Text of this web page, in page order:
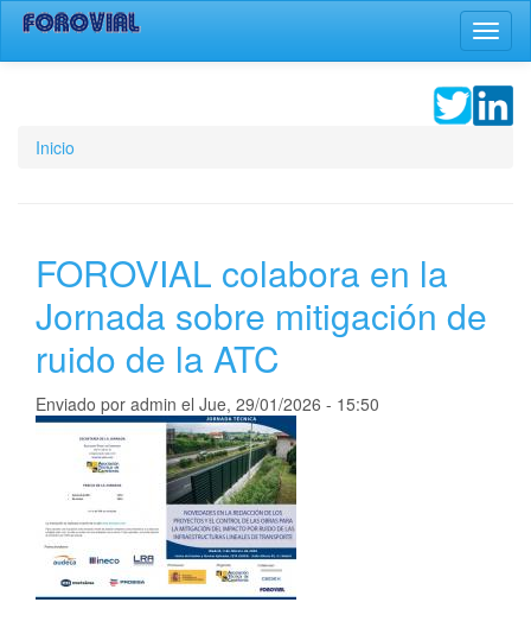
Pasar
contenido
Inicio
FOROVIAL colabora en la
Jornada sobre mitigación de
ruido de la ATC
Enviado por admin el Jue, 29/01/2026 - 15:50